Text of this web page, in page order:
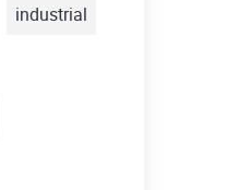
industrial